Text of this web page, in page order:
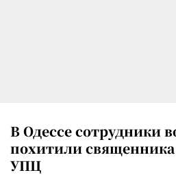
В Одессе сотрудники
похитили
УПЦ